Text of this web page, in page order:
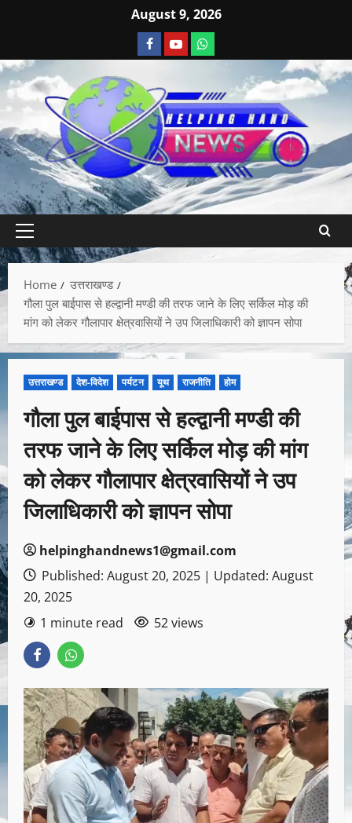
August 9, 2026
Home
उत्तराखण्ड
गौला पुल बाईपास से हल्द्वानी मण्डी की तरफ जाने के लिए सर्किल मोड़ की
मांग को लेकर गौलापार क्षेत्रवासियों ने उप जिलाधिकारी को ज्ञापन सोपा
उत्तराखण्ड देश-विदेश पर्यटन यूथ राजनीति होम
गौला पुल बाईपास से हल्द्वानी मण्डी की
तरफ जाने के लिए सर्किल मोड़ की मांग
को लेकर गौलापार क्षेत्रवासियों ने उप
जिलाधिकारी को ज्ञापन सोपा
helpinghandnews1@gmail.com
Published: August 20, 2025 | Updated: August
20, 2025
1 minute read
52 views